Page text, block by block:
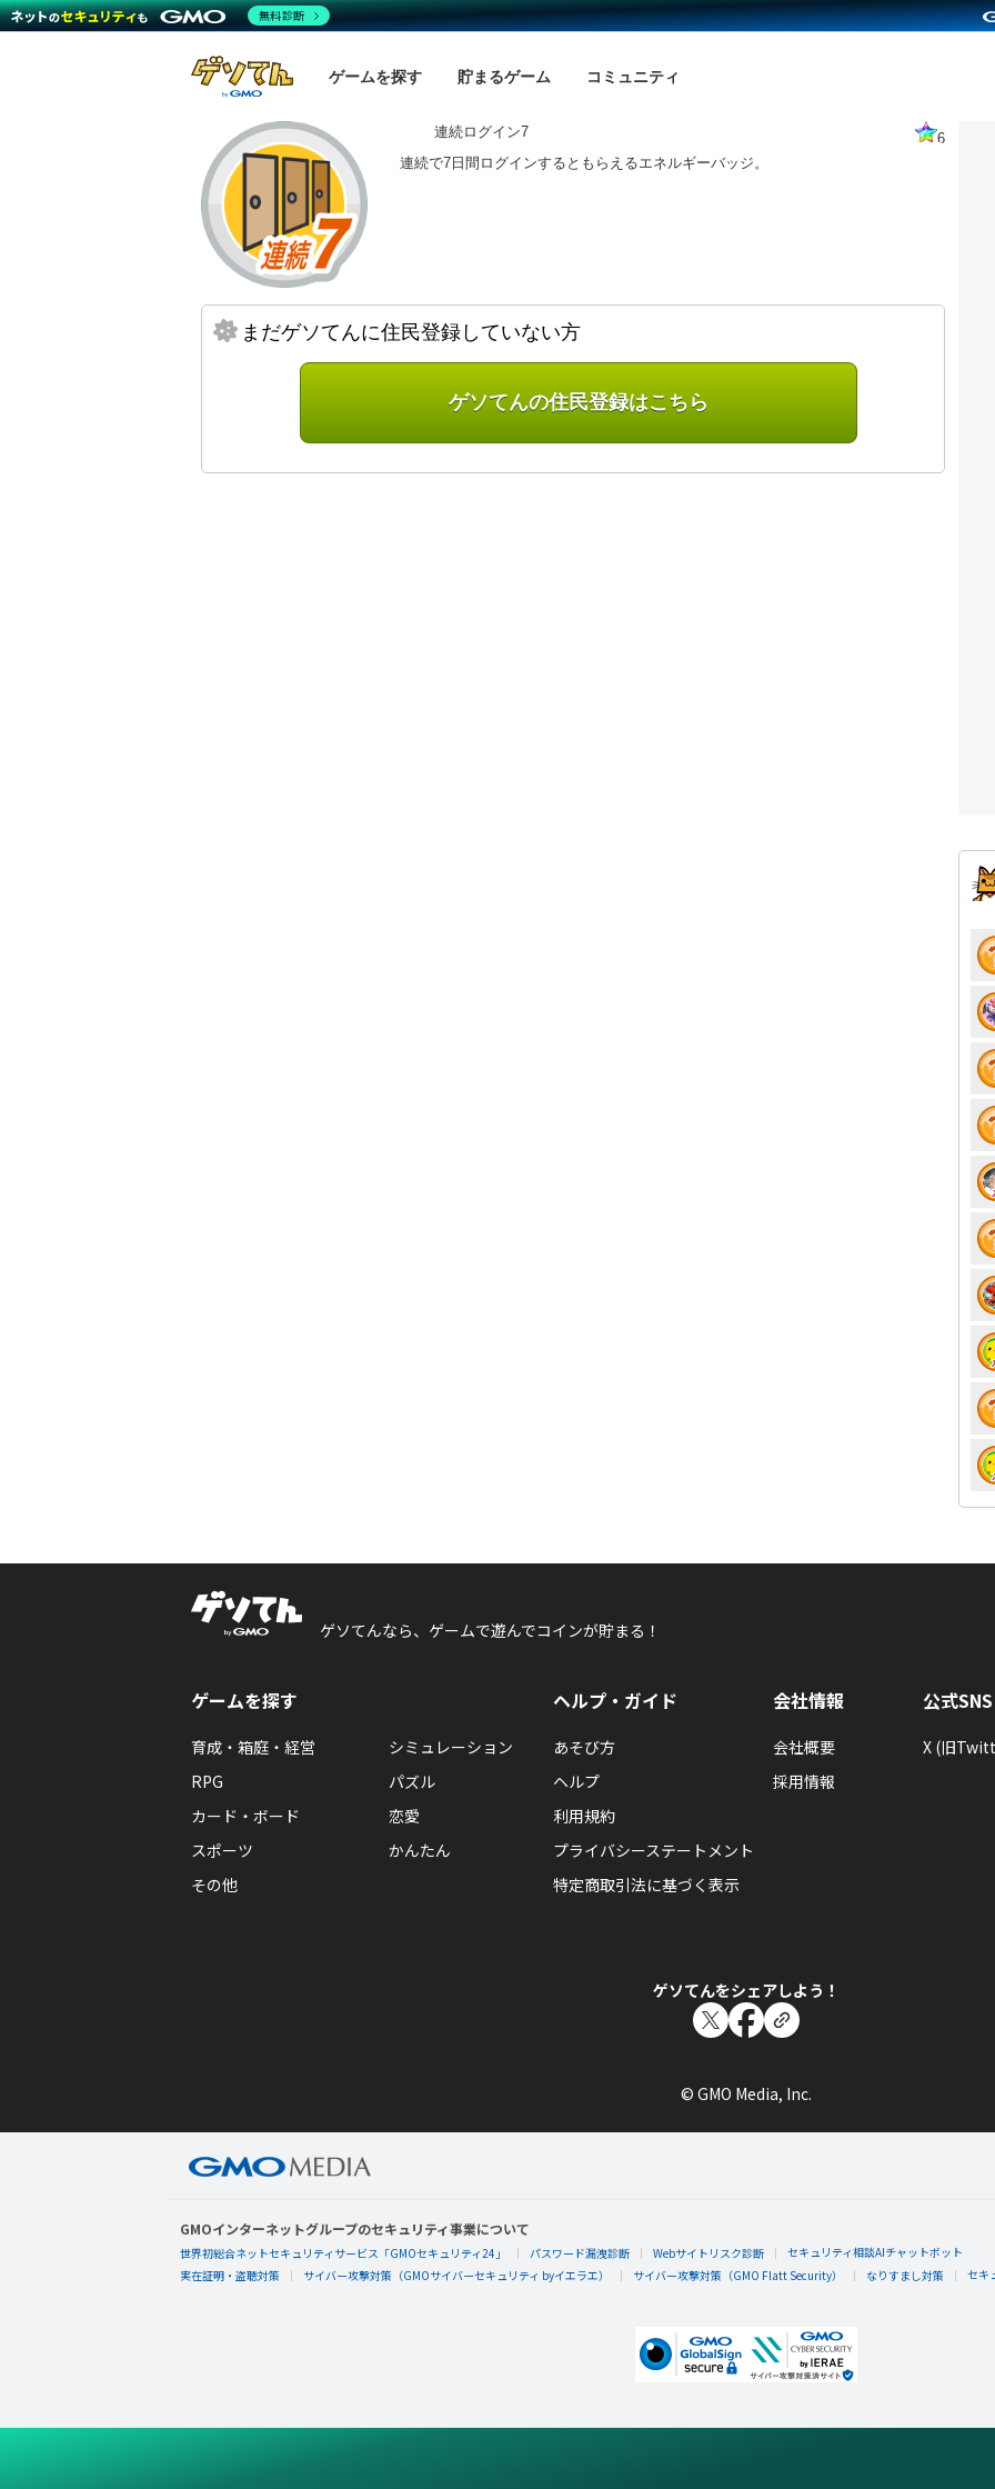
ゲームを探す 貯まるゲーム コミュニティ
連続ログイン7
6
連続で7日間ログインするともらえるエネルギーバッジ。
まだゲソてんに住民登録していない方
ゲソてんの住民登録はこちら
ゲソてんなら、ゲームで遊んでコインが貯まる！
ゲームを探す
育成・箱庭・経営
シミュレーション
RPG
パズル
カード・ボード
恋愛
スポーツ
かんたん
その他
ヘルプ・ガイド
あそび方
ヘルプ
利用規約
プライバシーステートメント
特定商取引法に基づく表示
会社情報
会社概要
採用情報
公式SNS
X (旧
ゲソてんをシェアしよう！
© GMO Media, Inc.
GMOインターネットグループのセキュリティ事業について
世界初総合ネットセキュリティサービス「GMOセキュリティ24」 パスワード漏洩診断 Webサイトリスク診断
セキュリティ相談AIチャットボット
実在証明・盗聴対策
サイバー攻撃対策（GMOサイバーセキュリティ byイエラエ） サイバー攻撃対策（GMO Flatt Security） なりすまし対策 セキ
無料診断